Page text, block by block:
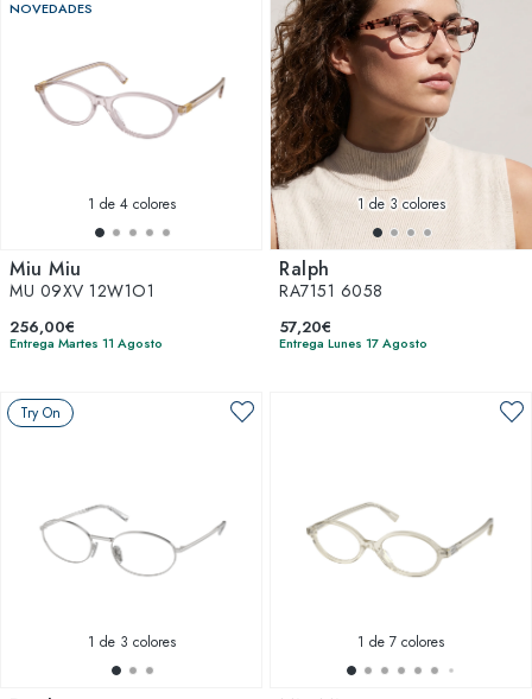
NOVEDADES
1 de 4 colores
Miu Miu
MU 09XV 12W1O1
256,00€
Entrega Martes 11 Agosto
1de 3 colores
Ralph
RA7151 6058
57,20€
Entrega Lunes 17 Agosto
Try On
1 de 3 colores 1 de 7 colores